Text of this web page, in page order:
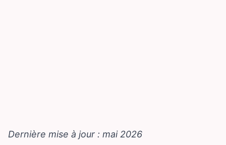
Dernière mise à jour : mai 2026